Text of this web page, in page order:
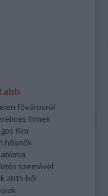
fővárosról
filmek
film
hősnők
szemével
2015-ből